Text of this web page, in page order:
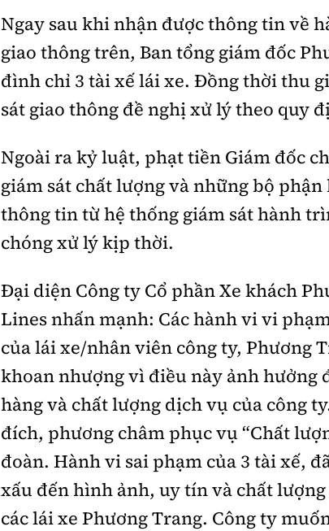
Ngay sau khi nhận được thông tin về
giao thông trên, Ban tổng giám đốc
đình chỉ 3 tài xế lái xe. Đồng thời thu
sát giao thông đề nghị xử lý theo quy
Ngoài ra kỷ luật, phạt tiền Giám đốc
giám sát chất lượng và những bộ
thông tin từ hệ thống giám sát hành
chóng xử lý kịp thời.
Đại diện Công ty Cổ phần Xe khách
Lines nhấn mạnh: Các hành vi vi
của lái xe/nhân viên công ty, Phương
khoan nhượng vì điều này ảnh hưởng
hàng và chất lượng dịch vụ của công
đích, phương châm phục vụ “Chất
đoàn. Hành vi sai phạm của 3 tài xế,
xấu đến hình ảnh, uy tín và chất
các lái xe Phương Trang. Công ty